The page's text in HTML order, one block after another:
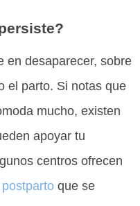
en desaparecer, sobre
el parto. Si notas que
mucho, existen
apoyar tu
centros ofrecen
que se